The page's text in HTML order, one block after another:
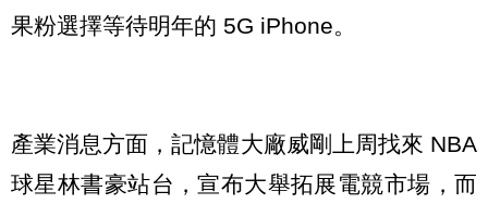
果粉選擇等待明年的 5G iPhone。
產業消息方面，記憶體大廠威剛上周找來 NBA
球星林書豪站台，宣布大舉拓展電競市場，而